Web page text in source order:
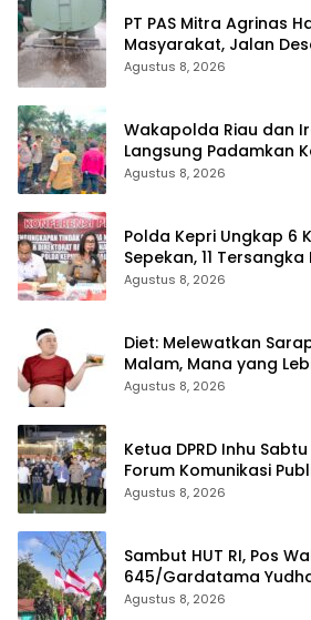
‎PT PAS Mitra Agrinas
Masyarakat, Jalan
Dirawat dan Disiram
Agustus 8, 2026
Wakapolda Riau dan
Langsung Padamkan
Limau Kapas Rohil
Agustus 8, 2026
Polda Kepri Ungkap 6
Sepekan, 11
402 Gram Sabu
Agustus 8, 2026
Diet: Melewatkan
Malam, Mana yang
Dokter
Agustus 8, 2026
Ketua DPRD Inhu
Forum Komunikasi
Bersama Kejari Inhu
Agustus 8, 2026
Sambut HUT RI, Pos
645/Gardatama
Kibarkan Merah Putih di
Agustus 8, 2026